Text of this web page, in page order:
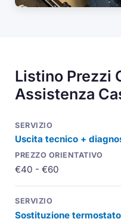
Listino Prezzi
Assistenza
Uscita tecnico +
€40 - €60
Sostituzione